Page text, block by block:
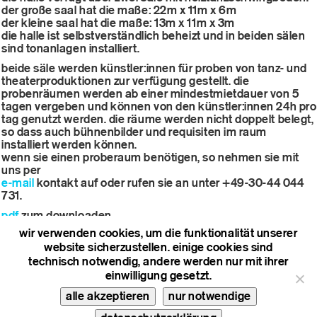
der große saal hat die maße: 22m x 11m x 6m
der kleine saal hat die maße: 13m x 11m x 3m
die halle ist selbstverständlich beheizt und in beiden sälen
sind tonanlagen installiert.
beide säle werden künstler:innen für proben von tanz- und
theaterproduktionen zur verfügung gestellt. die
probenräumen werden ab einer mindestmietdauer von 5
tagen vergeben und können von den künstler:innen 24h pro
tag genutzt werden. die räume werden nicht doppelt belegt,
so dass auch bühnenbilder und requisiten im raum
installiert werden können.
wenn sie einen proberaum benötigen, so nehmen sie mit
uns per
e-mail kontakt auf oder rufen sie an unter +49-30-44 044
731.
pdfzum downloaden
wir verwenden cookies, um die funktionalität unserer
website sicherzustellen. einige cookies sind
technisch notwendig, andere werden nur mit ihrer
einwilligung gesetzt.
alle akzeptieren
nur notwendige